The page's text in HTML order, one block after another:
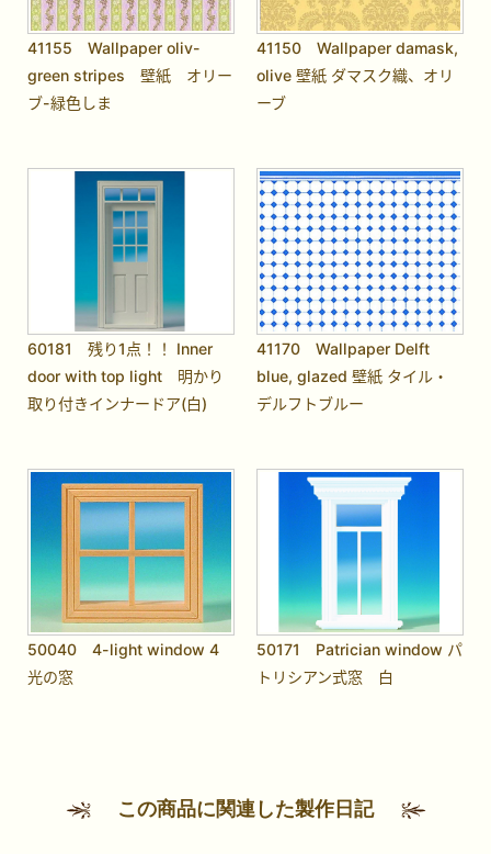
41155 Wallpaper oliv-
green stripes 壁紙 オリー
ブ-緑色しま
41150 Wallpaper damask,
olive 壁紙 ダマスク織、オリ
ーブ
60181 残り1点！！ Inner
door with top light 明かり
取り付きインナードア(白)
41170 Wallpaper Delft
blue, glazed 壁紙 タイル・
デルフトブルー
50040 4-light window 4
光の窓
50171 Patrician window パ
トリシアン式窓 白
この商品に関連した製作日記